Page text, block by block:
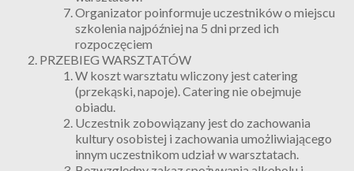
Organizator poinformuje uczestników o miejscu
szkolenia najpóźniej na 5 dni przed ich
rozpoczęciem
PRZEBIEG WARSZTATÓW
W koszt warsztatu wliczony jest catering
(przekąski, napoje). Catering nie obejmuje
obiadu.
Uczestnik zobowiązany jest do zachowania
kultury osobistej i zachowania umożliwiającego
innym uczestnikom udział w warsztatach.